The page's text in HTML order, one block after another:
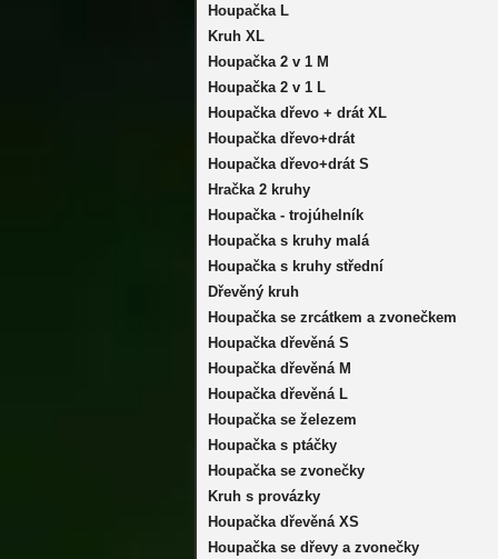
Houpačka L
Kruh XL
Houpačka 2 v 1 M
Houpačka 2 v 1 L
Houpačka dřevo + drát XL
Houpačka dřevo+drát
Houpačka dřevo+drát S
Hračka 2 kruhy
Houpačka - trojúhelník
Houpačka s kruhy malá
Houpačka s kruhy střední
Dřevěný kruh
Houpačka se zrcátkem a zvonečkem
Houpačka dřevěná S
Houpačka dřevěná M
Houpačka dřevěná L
Houpačka se železem
Houpačka s ptáčky
Houpačka se zvonečky
Kruh s provázky
Houpačka dřevěná XS
Houpačka se dřevy a zvonečky